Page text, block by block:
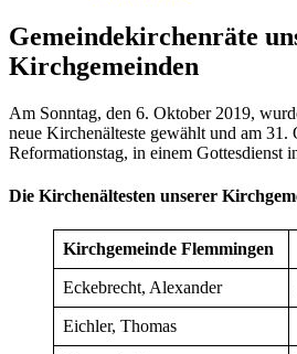
Gemeindekirchenräte
Kirchgemeinden
Am Sonntag, den 6. Oktober 2019,
neue Kirchenälteste gewählt und am 31.
Reformationstag, in einem Gottesdienst
Die Kirchenältesten unserer
Kirchgemeinde Flemmingen
Eckebrecht, Alexander
Eichler, Thomas